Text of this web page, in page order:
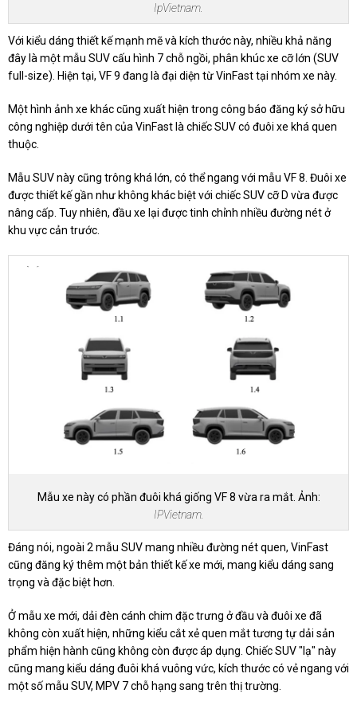
IpVietnam.
Với kiểu dáng thiết kế mạnh mẽ và kích thước này, nhiều khả năng
đây là một mẫu SUV cấu hình 7 chỗ ngồi, phân khúc xe cỡ lớn (SUV
full-size). Hiện tại, VF 9 đang là đại diện từ VinFast tại nhóm xe này.
Một hình ảnh xe khác cũng xuất hiện trong công báo đăng ký sở hữu
công nghiệp dưới tên của VinFast là chiếc SUV có đuôi xe khá quen
thuộc.
Mẫu SUV này cũng trông khá lớn, có thể ngang với mẫu VF 8. Đuôi xe
được thiết kế gần như không khác biệt với chiếc SUV cỡ D vừa được
nâng cấp. Tuy nhiên, đầu xe lại được tinh chỉnh nhiều đường nét ở
khu vực cản trước.
Mẫu xe này có phần đuôi khá giống VF 8 vừa ra mắt. Ảnh:
IPVietnam.
Đáng nói, ngoài 2 mẫu SUV mang nhiều đường nét quen, VinFast
cũng đăng ký thêm một bản thiết kế xe mới, mang kiểu dáng sang
trọng và đặc biệt hơn.
Ở mẫu xe mới, dải đèn cánh chim đặc trưng ở đầu và đuôi xe đã
không còn xuất hiện, những kiểu cắt xẻ quen mắt tương tự dải sản
phẩm hiện hành cũng không còn được áp dụng. Chiếc SUV "lạ" này
cũng mang kiểu dáng đuôi khá vuông vức, kích thước có vẻ ngang với
một số mẫu SUV, MPV 7 chỗ hạng sang trên thị trường.